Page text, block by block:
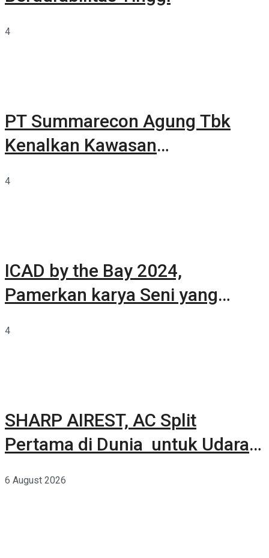
4
PT Summarecon Agung Tbk
Kenalkan Kawasan
4
ICAD by the Bay 2024,
Pamerkan karya Seni yang
4
SHARP AIREST, AC Split
Pertama di Dunia untuk Udara
6 August 2026